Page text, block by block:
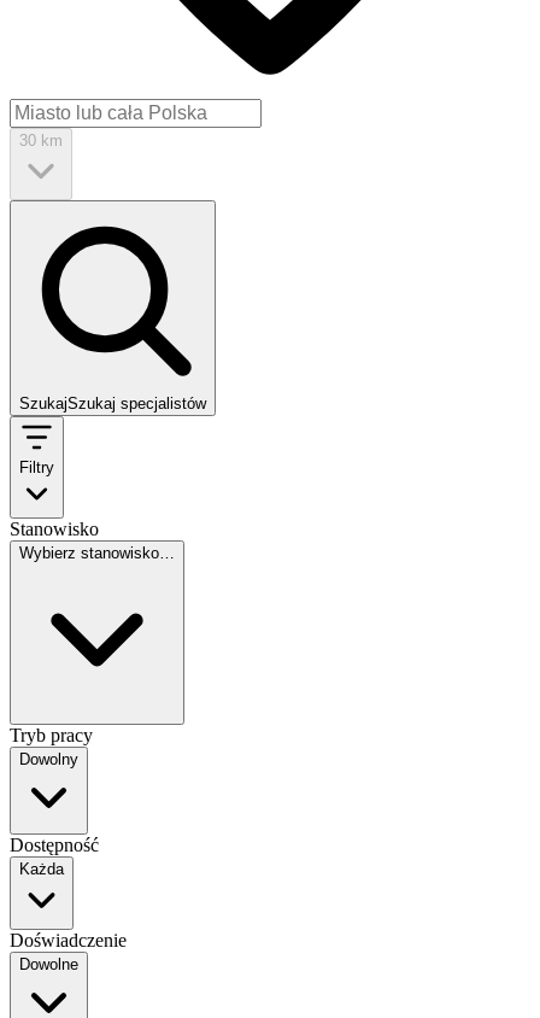
30 km
SzukajSzukaj specjalistów
Filtry
Stanowisko
Wybierz stanowisko…
Tryb pracy
Dowolny
Dostępność
Każda
Doświadczenie
Dowolne